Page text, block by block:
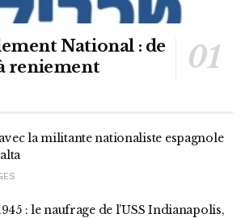
National : de
reniement
la militante nationaliste espagnole
: le naufrage de l’USS Indianapolis,